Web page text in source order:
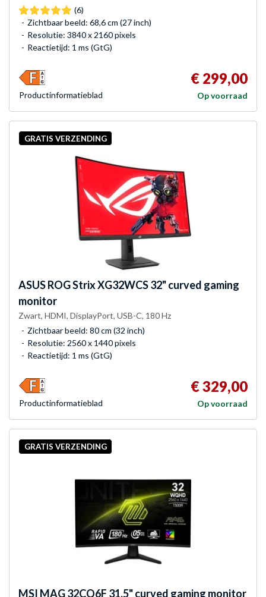
(6)
Zichtbaar beeld: 68,6 cm (27 inch)
Resolutie: 3840 x 2160 pixels
Reactietijd: 1 ms (GtG)
€ 299,00
Op voorraad
Product­informatieblad
GRATIS VERZENDING
ASUSROG Strix XG32WCS 32" curved gaming
monitor
Zwart, HDMI, DisplayPort, USB-C, 180 Hz
Zichtbaar beeld: 80 cm (32 inch)
Resolutie: 2560 x 1440 pixels
Reactietijd: 1 ms (GtG)
€ 329,00
Op voorraad
Product­informatieblad
GRATIS VERZENDING
MSI MAG 32CQ6F 31.5" curved gaming monitor